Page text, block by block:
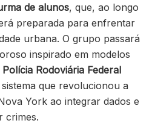
de alunos, que, ao longo
preparada para enfrentar
urbana. O grupo passará
inspirado em modelos
Polícia Rodoviária Federal
sistema que revolucionou a
York ao integrar dados e
crimes.